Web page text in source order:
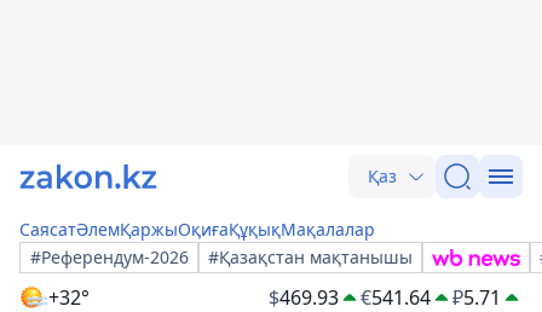
Қаз
СаясатӘлемҚаржыОқиғаҚұқықМақалалар
#Референдум-2026
#Қазақстан мақтанышы
+32° $469.93 €541.64 ₽5.71